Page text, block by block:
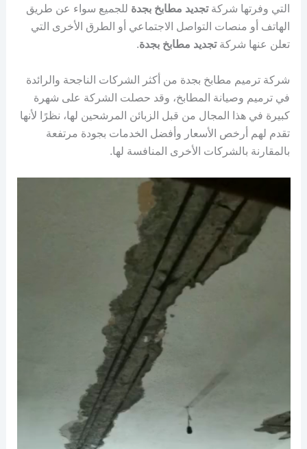
التي وفرتها شركةتجديد مطابخ بجدة للجميع سواء عن طريق
الهاتف أو منصات التواصل الاجتماعي أو الطرق الأخرى التي
تعلن عنها شركةتجديد مطابخ بجدة.
شركة ترميم مطابخ بجدة من أكثر الشركات الناجحة والرائدة
في ترميم وصيانة المطابخ، وقد حصلت الشركة على شهرة
كبيرة في هذا المجال من قبل الزبائن المرشحين لها، نظرًا لأنها
تقدم لهم أرخص الأسعار وأفضل الخدمات بجودة مرتفعة
بالمقارنة بالشركات الأخرى المنافسة لها.